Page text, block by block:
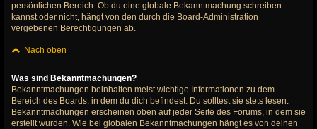
persönlichen Bereich. Ob du eine globale Bekanntmachung schreiben
kannst oder nicht, hängt von den durch die Board-Administration
vergebenen Berechtigungen ab.
Nach oben
Was sind Bekanntmachungen?
Bekanntmachungen beinhalten meist wichtige Informationen zu dem
Bereich des Boards, in dem du dich befindest. Du solltest sie stets lesen.
Bekanntmachungen erscheinen oben auf jeder Seite des Forums, in dem sie
erstellt wurden. Wie bei globalen Bekanntmachungen hängt es von deinen